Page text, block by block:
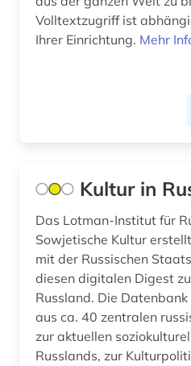
bergwerk (1)
betriebswirtschaft (3)
bevölkerung (1)
bhutan (1)
bibel.
Mittelamerika (5)
Moldawien (4)
Niedersachsen (1)
Oesterreich (7)
Osmanisches Reich (1)
Osteuropa (10)
Volltextzugriff ist
Ihrer Einrichtung. Mehr
Kultur in
Das Lotman-Institut für
Sowjetische Kultur
mit der Russischen
diesen digitalen Digest
Russland. Die
aus ca. 40 zentralen
zur aktuellen
Russlands, zur